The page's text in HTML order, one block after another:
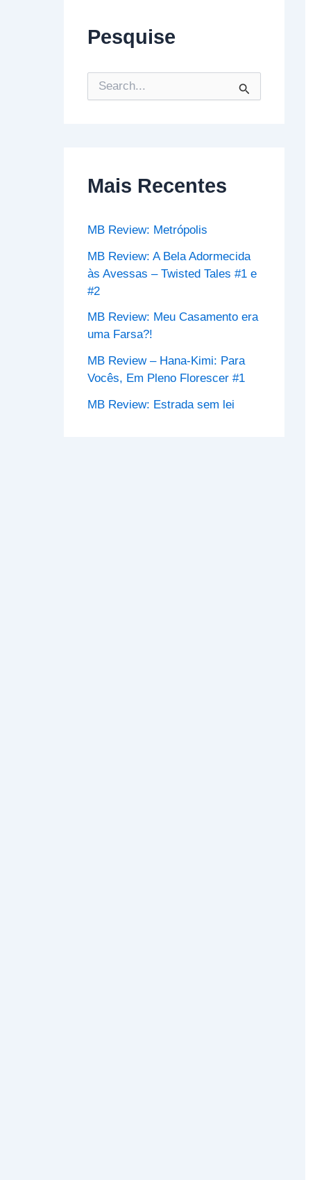
Pesquise
e
a
o
:
Mais Recentes
MB Review: Metrópolis
MB Review: A Bela Adormecida
às Avessas – Twisted Tales #1 e
#2
MB Review: Meu Casamento era
uma Farsa?!
MB Review – Hana-Kimi: Para
Vocês, Em Pleno Florescer #1
MB Review: Estrada sem lei